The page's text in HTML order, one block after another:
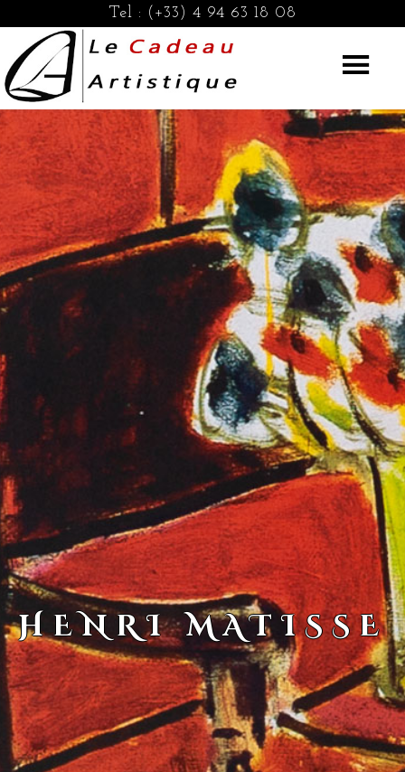
Tel : (+33) 4 94 63 18 08
HENRI MATISSE